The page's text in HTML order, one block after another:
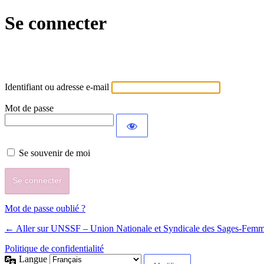
Se connecter
Identifiant ou adresse e-mail
Mot de passe
Se souvenir de moi
Mot de passe oublié ?
← Aller sur UNSSF – Union Nationale et Syndicale des Sages-
Politique de confidentialité
Langue